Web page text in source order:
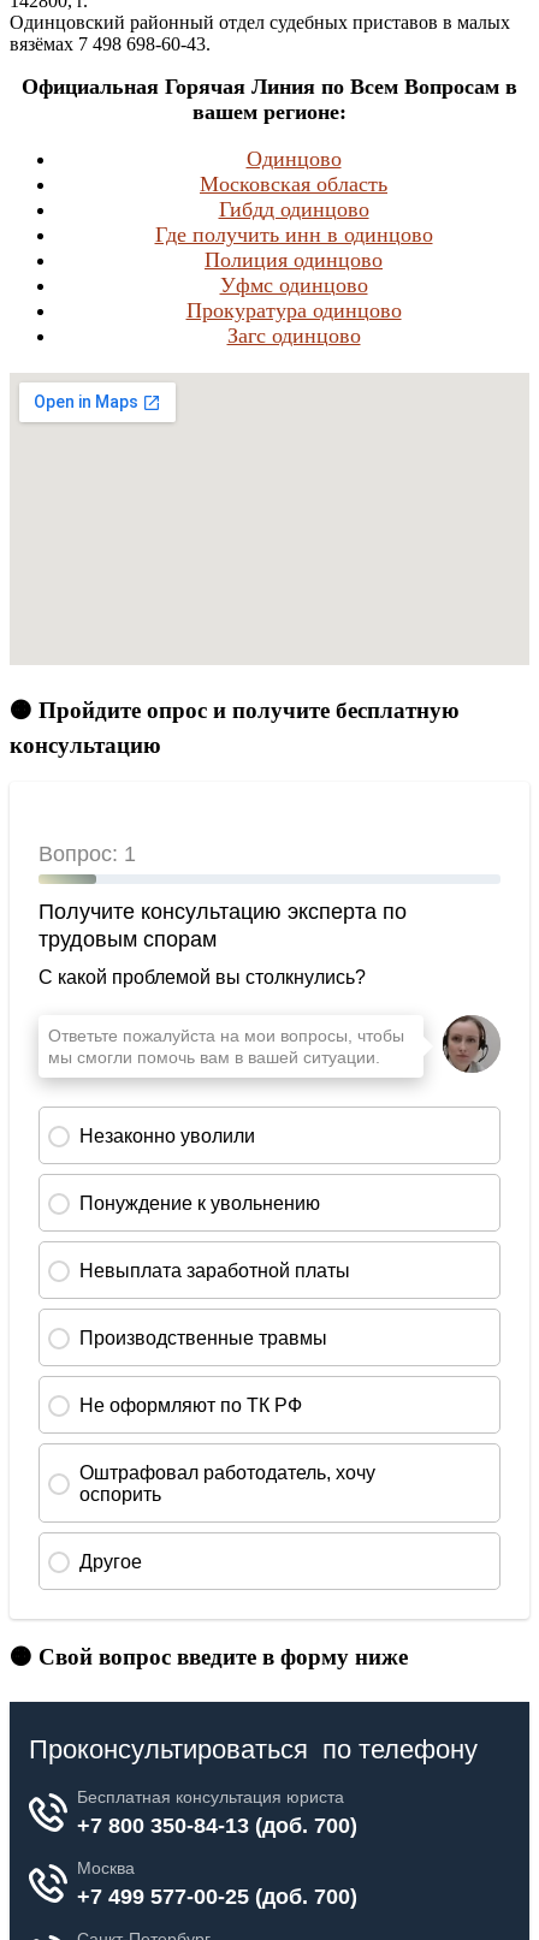
Одинцовский районный отдел судебных приставов в малых
вязёмах 7 498 698-60-43.
Официальная Горячая Линия по Всем Вопросам в
вашем регионе:
Одинцово
Московская область
Гибдд одинцово
Где получить инн в одинцово
Полиция одинцово
Уфмс одинцово
Прокуратура одинцово
Загс одинцово
🟠 Пройдите опрос и получите бесплатную
консультацию
🟠 Свой вопрос введите в форму ниже